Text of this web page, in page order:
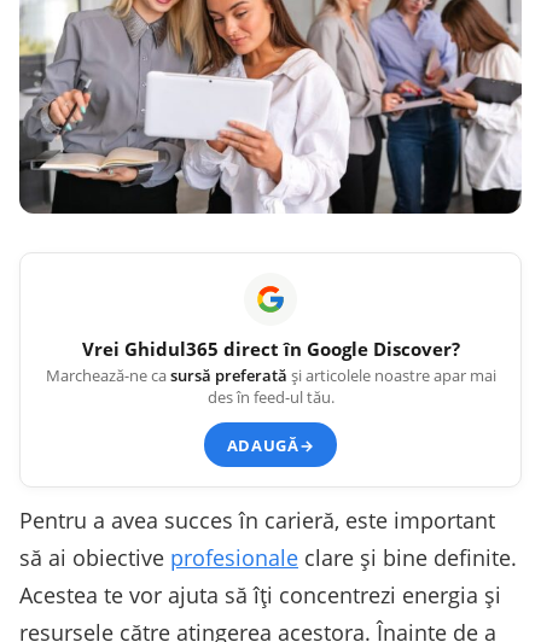
Vrei Ghidul365 direct în Google Discover?
Marchează-ne casursă preferată și articolele noastre apar mai
des în feed-ul tău.
ADAUGĂ→
Pentru a avea succes în carieră, este important
să ai obiective profesionale clare și bine definite.
Acestea te vor ajuta să îți concentrezi energia și
resursele către atingerea acestora. Înainte de a